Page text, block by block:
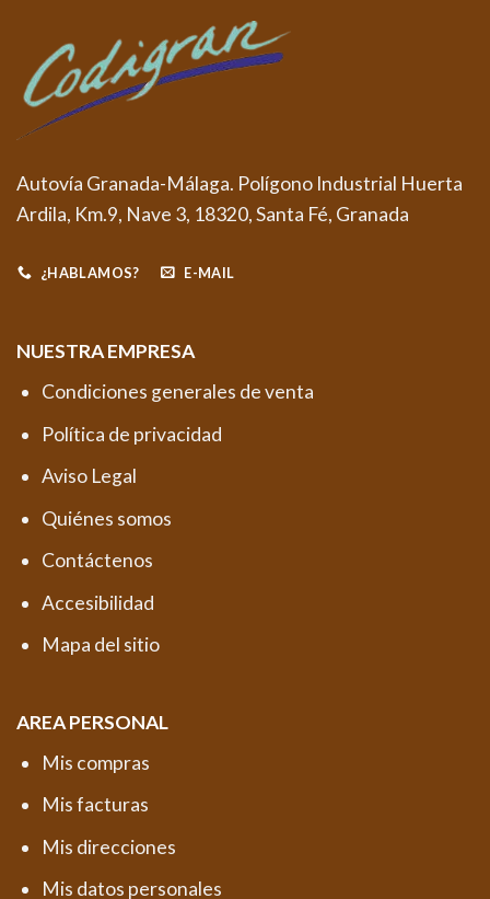
Autovía Granada-Málaga. Polígono Industrial Huerta
Ardila, Km.9, Nave 3, 18320, Santa Fé, Granada
¿HABLAMOS? E-MAIL
NUESTRA EMPRESA
Condiciones generales de venta
Política de privacidad
Aviso Legal
Quiénes somos
Contáctenos
Accesibilidad
Mapa del sitio
AREA PERSONAL
Mis compras
Mis facturas
Mis direcciones
Mis datos personales